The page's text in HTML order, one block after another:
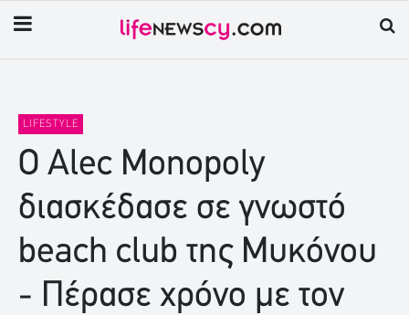
LIFESTYLE
Ο Alec Monopoly
διασκέδασε σε γνωστό
beach club της Μυκόνου
- Πέρασε χρόνο με τον